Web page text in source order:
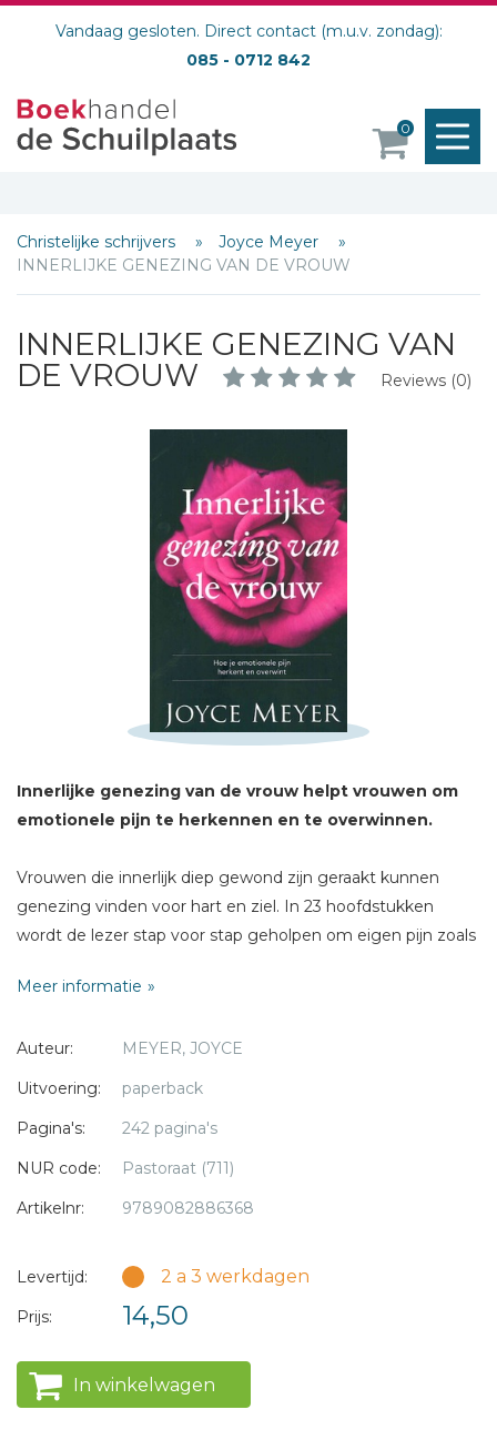
Vandaag gesloten. Direct contact (m.u.v. zondag):
085 - 0712 842
0
Christelijke schrijvers
Joyce Meyer
INNERLIJKE GENEZING VAN DE VROUW
INNERLIJKE GENEZING VAN
DE VROUW
Reviews (0)
Innerlijke genezing van de vrouw helpt vrouwen om
emotionele pijn te herkennen en te overwinnen.
Vrouwen die innerlijk diep gewond zijn geraakt kunnen
genezing vinden voor hart en ziel. In 23 hoofdstukken
wordt de lezer stap voor stap geholpen om eigen pijn zoals
overwinnen.
Meer informatie
Auteur:
MEYER, JOYCE
Uitvoering:
paperback
Pagina's:
242 pagina's
NUR code:
Pastoraat (711)
Artikelnr:
9789082886368
Levertijd: 2 a 3 werkdagen
Prijs: 14,50
In winkelwagen
Schrijf hieronder je review!
E-mail *
Titel *
* = verplicht